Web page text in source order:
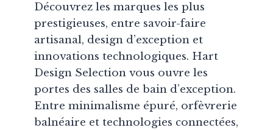
Découvrez les marques les plus
prestigieuses, entre savoir-faire
artisanal, design d’exception et
innovations technologiques. Hart
Design Selection vous ouvre les
portes des salles de bain d’exception.
Entre minimalisme épuré, orfèvrerie
balnéaire et technologies connectées,